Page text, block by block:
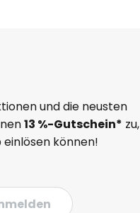
und die neusten
13 %-Gutschein* zu,
können!